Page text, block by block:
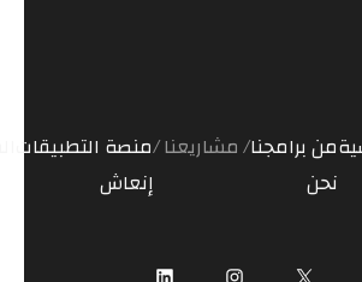
من
نحن
برامجنا مشاريعنا منصة
إنعاش
التطبيقات